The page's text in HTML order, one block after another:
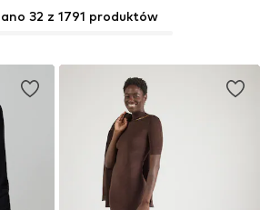
32 z 1791 produktów